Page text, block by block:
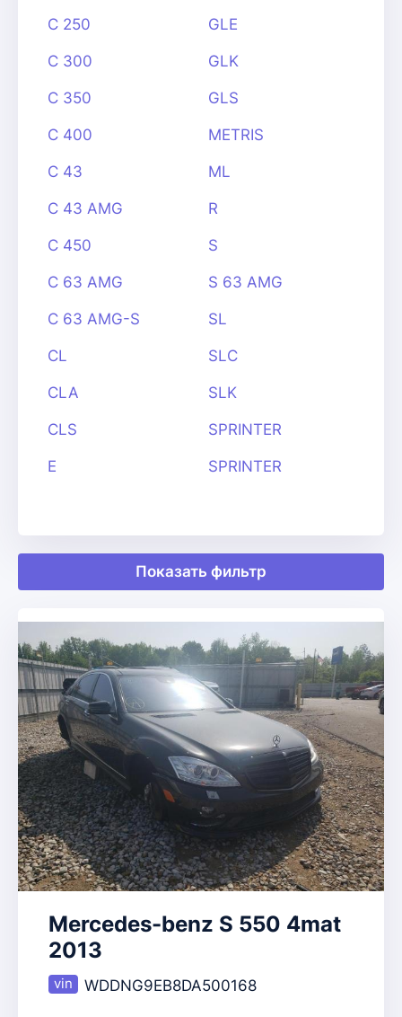
C 250
C 300
C 350
C 400
C 43
C 43 AMG
C 450
C 63 AMG
C 63 AMG-S
CL
CLA
CLS
E
GLE
GLK
GLS
METRIS
ML
R
S
S 63 AMG
SL
SLC
SLK
SPRINTER
SPRINTER
Показать фильтр
Mercedes-benz S 550 4mat
2013
WDDNG9EB8DA500168